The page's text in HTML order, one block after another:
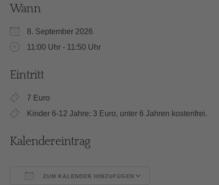
Wann
8. September 2026
11:00 Uhr - 11:50 Uhr
Eintritt
7 Euro
Kinder 6-12 Jahre: 3 Euro, unter 6 Jahren kostenfrei.
Kalendereintrag
ZUM KALENDER HINZUFÜGEN